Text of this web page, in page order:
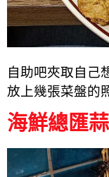
自助吧夾取自己
放上幾張菜盤的
海鮮總匯